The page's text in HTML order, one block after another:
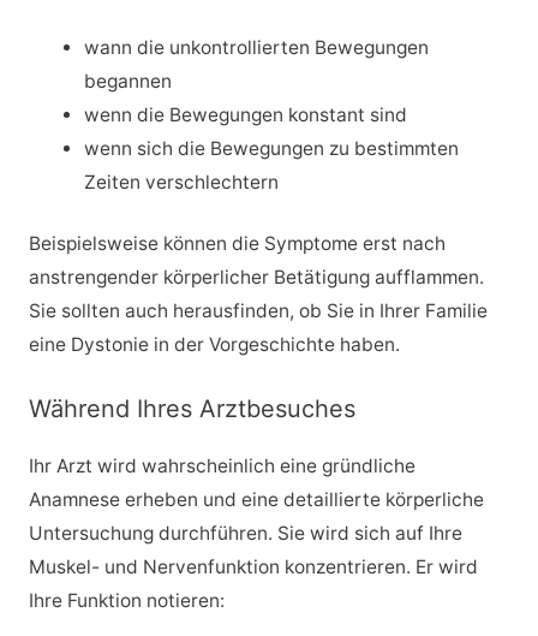
wann die unkontrollierten Bewegungen
begannen
wenn die Bewegungen konstant sind
wenn sich die Bewegungen zu bestimmten
Zeiten verschlechtern
Beispielsweise können die Symptome erst nach
anstrengender körperlicher Betätigung aufflammen.
Sie sollten auch herausfinden, ob Sie in Ihrer Familie
eine Dystonie in der Vorgeschichte haben.
Während Ihres Arztbesuches
Ihr Arzt wird wahrscheinlich eine gründliche
Anamnese erheben und eine detaillierte körperliche
Untersuchung durchführen. Sie wird sich auf Ihre
Muskel- und Nervenfunktion konzentrieren. Er wird
Ihre Funktion notieren: